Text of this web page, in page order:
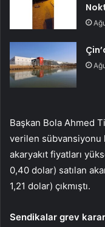
Başkan Bola Ahmed
verilen sübvansiyonu
akaryakıt fiyatları
0,40 dolar) satılan
1,21 dolar) çıkmıştı.
Sendikalar grev